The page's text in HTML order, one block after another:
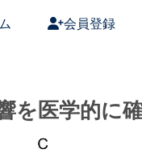
会員登録
を医学的に